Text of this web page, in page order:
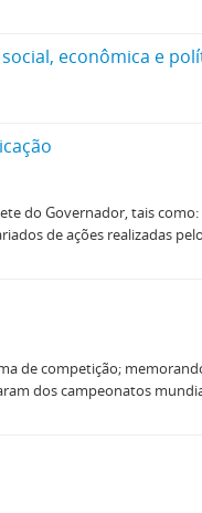
do Governador, tais como:
de ações realizadas pelo
de competição;
dos campeonatos